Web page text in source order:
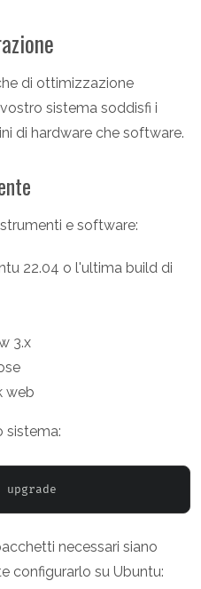
di ottimizzazione
sistema soddisfi i
di hardware che software.
e software:
22.04 o l'ultima build di
3.x
web
sistema:
necessari siano
configurarlo su Ubuntu: